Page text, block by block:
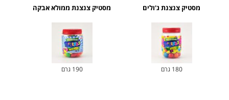
מסטיק צנצנת ג'ולים
180 גרם
מסטיק צנצנת ממולא אבקה
190 גרם